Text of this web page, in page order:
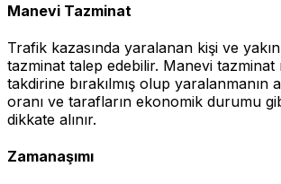
Manevi Tazminat
Trafik kazasında yaralanan kişi ve
tazminat talep edebilir. Manevi tazminat
takdirine bırakılmış olup yaralanmanın
oranı ve tarafların ekonomik durumu
dikkate alınır.
Zamanaşımı